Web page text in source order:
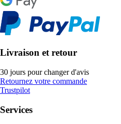
Livraison et retour
30 jours pour changer d'avis
Retournez votre commande
Trustpilot
Services